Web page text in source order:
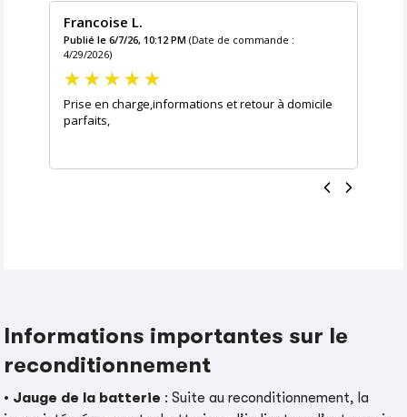
Francoise L.
Publié le 6/7/26, 10:12 PM (Date de commande :
4/29/2026)
Prise en charge,informations et retour à domicile
parfaits,
Informations importantes sur le
reconditionnement
• Jauge de la batterie : Suite au reconditionnement, la